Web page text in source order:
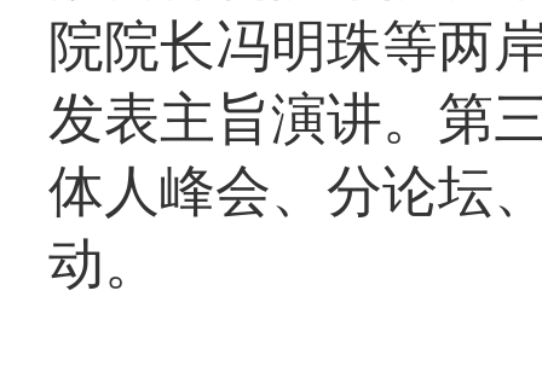
院院长冯明珠等两
发表主旨演讲。第
体人峰会、分论坛
动。